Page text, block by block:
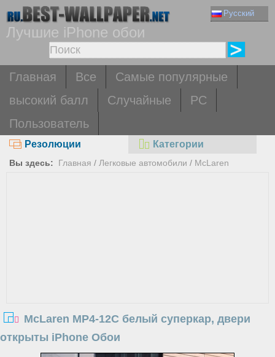
Русский
Лучшие iPhone обои
Главная Все
Самые популярные
высокий балл
Случайные
PC
Пользователь
Резолюции Категории
Вы здесь: Главная / Легковые автомобили / McLaren
McLaren MP4-12C белый суперкар, двери
открыты iPhone Обои